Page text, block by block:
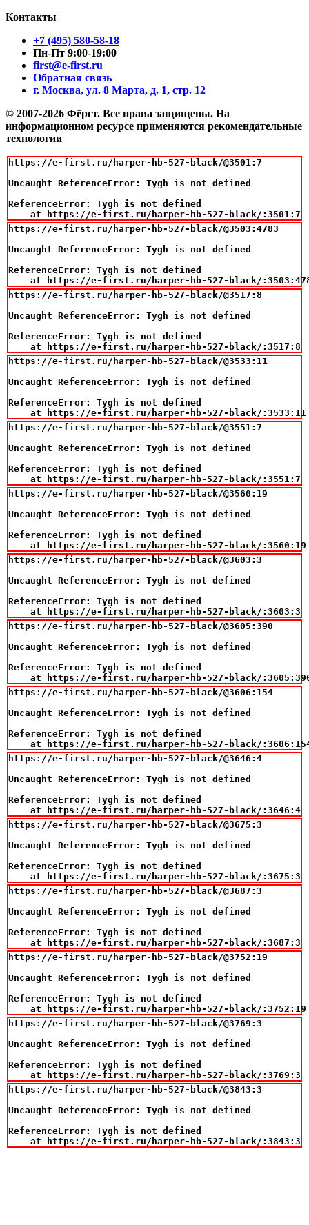
Контакты
+7 (495) 580-58-18
Пн-Пт 9:00-19:00
first@e-first.ru
Обратная связь
г. Москва, ул. 8 Марта, д. 1, стр. 12
© 2007-2026 Фёрст. Все права защищены. На
информационном ресурсе применяются рекомендательные
технологии
https://e-first.ru/harper-hb-527-black/@3501:7
Uncaught ReferenceError: Tygh is not defined
ReferenceError: Tygh is not defined
    at https://e-first.ru/harper-hb-527-black/:3501:7
https://e-first.ru/harper-hb-527-black/@3503:4783
Uncaught ReferenceError: Tygh is not defined
ReferenceError: Tygh is not defined
at https://e-first.ru/harper-hb-527-black/
https://e-first.ru/harper-hb-527-black/@3517:8
Uncaught ReferenceError: Tygh is not defined
ReferenceError: Tygh is not defined
    at https://e-first.ru/harper-hb-527-black/:3517:8
https://e-first.ru/harper-hb-527-black/@3533:11
Uncaught ReferenceError: Tygh is not defined
ReferenceError: Tygh is not defined
    at https://e-first.ru/harper-hb-527-black/:3533:11
https://e-first.ru/harper-hb-527-black/@3551:7
Uncaught ReferenceError: Tygh is not defined
ReferenceError: Tygh is not defined
    at https://e-first.ru/harper-hb-527-black/:3551:7
https://e-first.ru/harper-hb-527-black/@3560:19
Uncaught ReferenceError: Tygh is not defined
ReferenceError: Tygh is not defined
    at https://e-first.ru/harper-hb-527-black/:3560:19
https://e-first.ru/harper-hb-527-black/@3603:3
Uncaught ReferenceError: Tygh is not defined
ReferenceError: Tygh is not defined
    at https://e-first.ru/harper-hb-527-black/:3603:3
https://e-first.ru/harper-hb-527-black/@3605:390
Uncaught ReferenceError: Tygh is not defined
ReferenceError: Tygh is not defined
at https://e-first.ru/harper-hb-527-black/
https://e-first.ru/harper-hb-527-black/@3606:154
Uncaught ReferenceError: Tygh is not defined
ReferenceError: Tygh is not defined
at https://e-first.ru/harper-hb-527-black/
https://e-first.ru/harper-hb-527-black/@3646:4
Uncaught ReferenceError: Tygh is not defined
ReferenceError: Tygh is not defined
    at https://e-first.ru/harper-hb-527-black/:3646:4
https://e-first.ru/harper-hb-527-black/@3675:3
Uncaught ReferenceError: Tygh is not defined
ReferenceError: Tygh is not defined
    at https://e-first.ru/harper-hb-527-black/:3675:3
https://e-first.ru/harper-hb-527-black/@3687:3
Uncaught ReferenceError: Tygh is not defined
ReferenceError: Tygh is not defined
    at https://e-first.ru/harper-hb-527-black/:3687:3
https://e-first.ru/harper-hb-527-black/@3752:19
Uncaught ReferenceError: Tygh is not defined
ReferenceError: Tygh is not defined
    at https://e-first.ru/harper-hb-527-black/:3752:19
https://e-first.ru/harper-hb-527-black/@3769:3
Uncaught ReferenceError: Tygh is not defined
ReferenceError: Tygh is not defined
    at https://e-first.ru/harper-hb-527-black/:3769:3
https://e-first.ru/harper-hb-527-black/@3843:3
Uncaught ReferenceError: Tygh is not defined
ReferenceError: Tygh is not defined
    at https://e-first.ru/harper-hb-527-black/:3843:3